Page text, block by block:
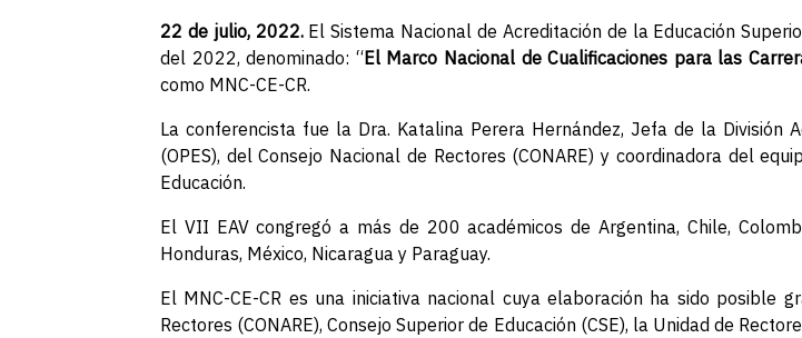
22 de julio, 2022.El Sistema Nacional de Acreditación de la Educación
del 2022, denominado: “El Marco Nacional de Cualificaciones para las
como MNC-CE-CR.
La conferencista fue la Dra. Katalina Perera Hernández, Jefa de la División
(OPES), del Consejo Nacional de Rectores (CONARE) y coordinadora del
Educación.
El VII EAV congregó a más de 200 académicos de Argentina, Chile,
Honduras, México, Nicaragua y Paraguay.
El MNC-CE-CR es una iniciativa nacional cuya elaboración ha sido posible
Rectores (CONARE), Consejo Superior de Educación (CSE), la Unidad de